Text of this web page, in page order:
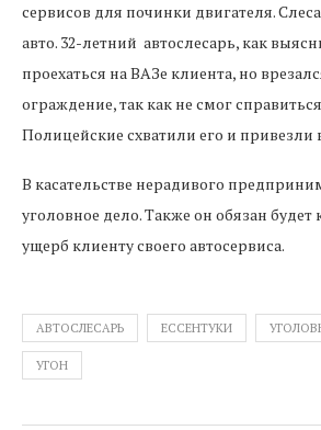
сервисов для починки двигателя.
авто. 32-летний автослесарь, как
проехаться на ВАЗе клиента, но
ограждение, так как не смог
Полицейские схватили его и привезли
В касательстве нерадивого
уголовное дело. Также он обязан
ущерб клиенту своего автосервиса.
АВТОСЛЕСАРЬ ЕССЕНТУКИ
УГОН